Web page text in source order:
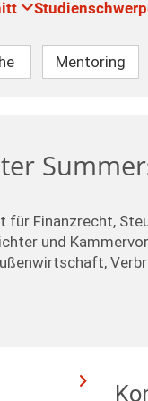
Mentoring
Finanzrecht,
und